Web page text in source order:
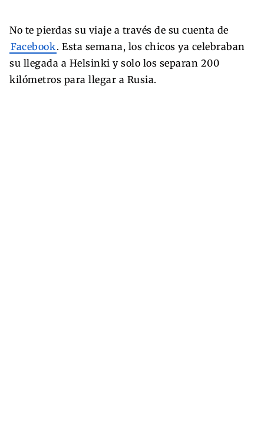
No te pierdas su viaje a través de su cuenta de
Facebook. Esta semana, los chicos ya celebraban
su llegada a Helsinki y solo los separan 200
kilómetros para llegar a Rusia.